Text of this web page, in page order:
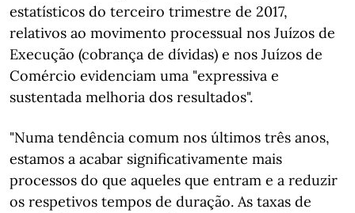
estatísticos do terceiro trimestre de 2017,
relativos ao movimento processual nos Juízos de
Execução (cobrança de dívidas) e nos Juízos de
Comércio evidenciam uma "expressiva e
sustentada melhoria dos resultados".
"Numa tendência comum nos últimos três anos,
estamos a acabar significativamente mais
processos do que aqueles que entram e a reduzir
os respetivos tempos de duração. As taxas de